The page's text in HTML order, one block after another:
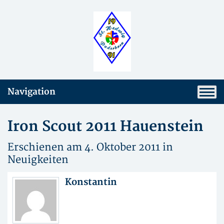
Navigation
Iron Scout 2011 Hauenstein
Erschienen am 4. Oktober 2011 in
Neuigkeiten
Konstantin